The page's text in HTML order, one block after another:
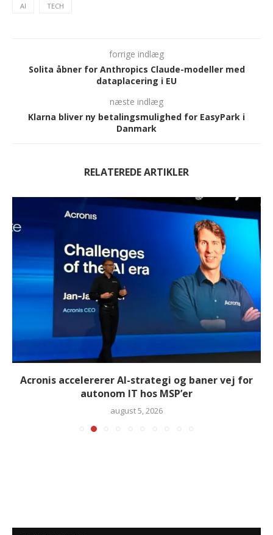
AI TECH
forrige indlæg
Solita åbner for Anthropics Claude-modeller med
dataplacering i EU
næste indlæg
Klarna bliver ny betalingsmulighed for EasyPark i
Danmark
RELATEREDE ARTIKLER
Acronis accelererer AI-strategi og baner vej for
autonom IT hos MSP’er
august 5, 2026